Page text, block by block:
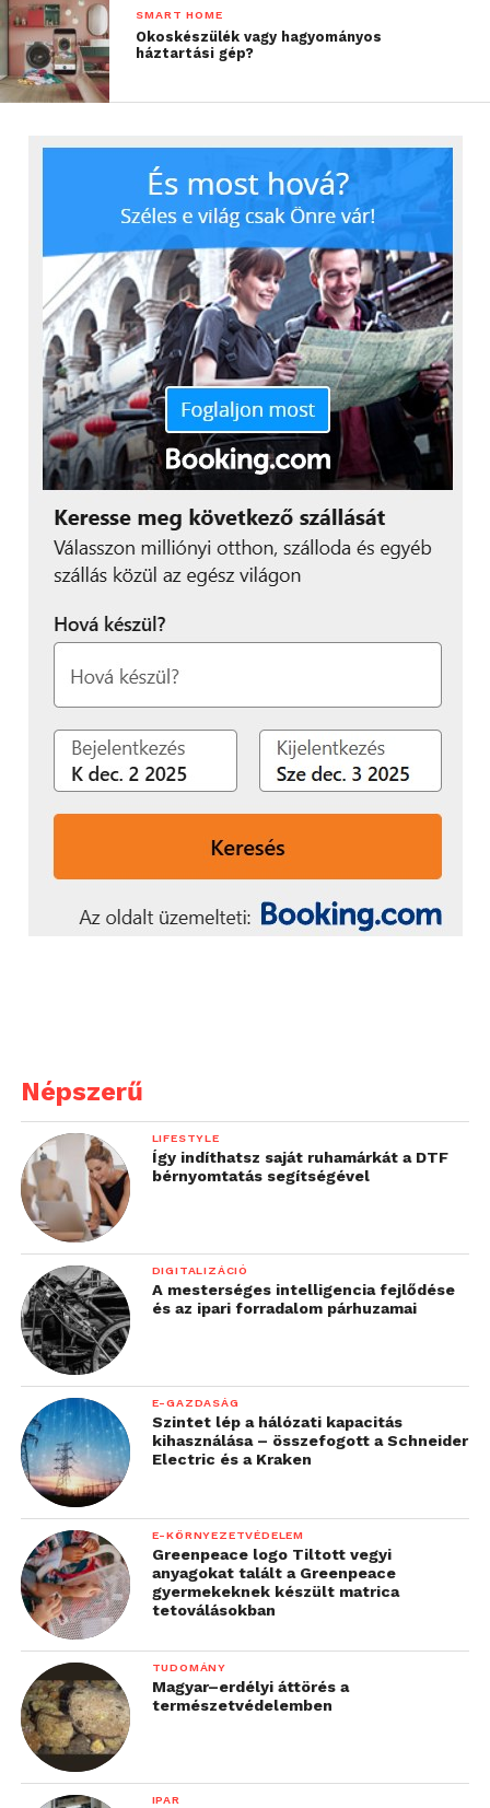
SMART HOME
Okoskészülék vagy hagyományos
háztartási gép?
Népszerű
LIFESTYLE
Így indíthatsz saját ruhamárkát a DTF
bérnyomtatás segítségével
DIGITALIZÁCIÓ
A mesterséges intelligencia fejlődése
és az ipari forradalom párhuzamai
E-GAZDASÁG
Szintet lép a hálózati kapacitás
kihasználása – összefogott a Schneider
Electric és a Kraken
E-KÖRNYEZETVÉDELEM
Greenpeace logo Tiltott vegyi
anyagokat talált a Greenpeace
gyermekeknek készült matrica
tetoválásokban
TUDOMÁNY
Magyar–erdélyi áttörés a
természetvédelemben
IPAR